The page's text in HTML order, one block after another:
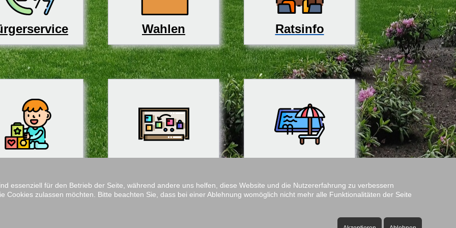
Wahlen Ratsinfo
essenziell für den Betrieb der Seite, während andere uns helfen, diese Website und die Nutzererfahrung zu verbessern
Cookies zulassen möchten. Bitte beachten Sie, dass bei einer Ablehnung womöglich nicht mehr alle Funktionalitäten der Seite